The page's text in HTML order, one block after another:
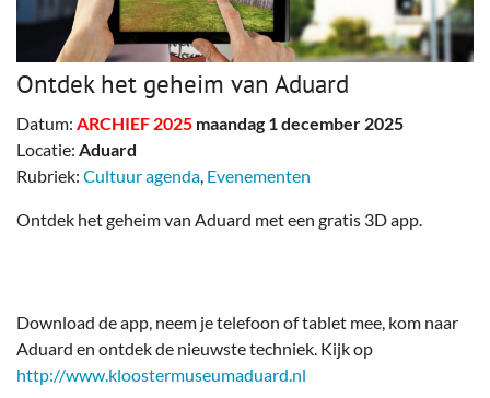
Ontdek het geheim van Aduard
Datum: ARCHIEF 2025 maandag 1 december 2025
Locatie: Aduard
Rubriek: Cultuur agenda Evenementen
Ontdek het geheim van Aduard met een gratis 3D app.
Download de app, neem je telefoon of tablet mee, kom naar
Aduard en ontdek de nieuwste techniek. Kijk op
http://www.kloostermuseumaduard.nl